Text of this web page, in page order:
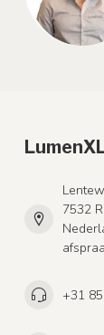
7532
+31